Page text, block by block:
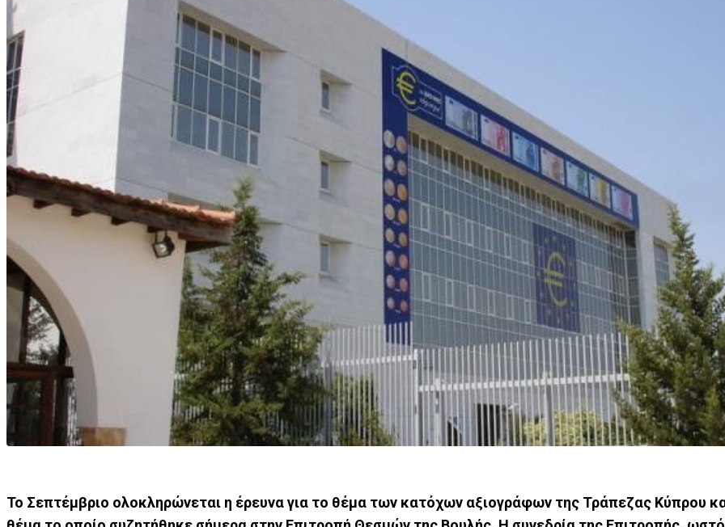
Το Σεπτέμβριο ολοκληρώνεται η έρευνα για το θέμα των κατόχων αξιογράφων της Τράπεζας Κύπρου